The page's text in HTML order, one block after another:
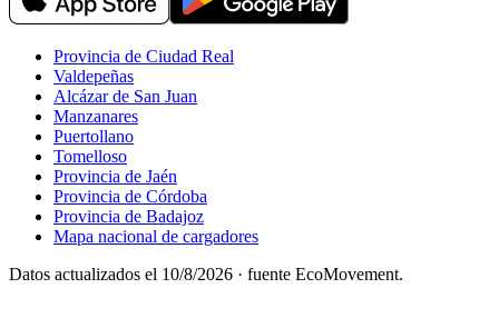
Provincia de Ciudad Real
Valdepeñas
Alcázar de San Juan
Manzanares
Puertollano
Tomelloso
Provincia de Jaén
Provincia de Córdoba
Provincia de Badajoz
Mapa nacional de cargadores
Datos actualizados el 10/8/2026 · fuente EcoMovement.